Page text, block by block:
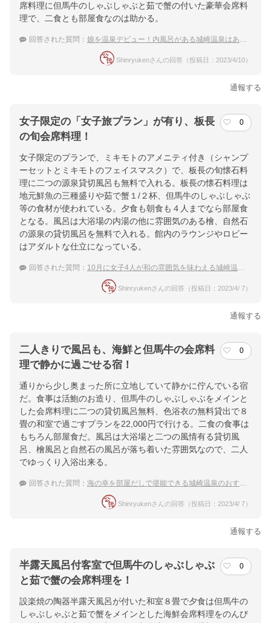
席料理に但馬牛のしゃぶしゃぶと茹で蟹の付いた豪華会席料
理で、二食とも部屋食なのは助かる。
回答された質問： 娘を温泉デビュー！内風呂がある城崎温泉はありますか？
Shinryukenさんの回答（投稿日：2023/4/10）
通報する
女子限定の「女子旅プラン」が有り、板長
の旬会席料理！
0
女子限定のプランで、ミキモトのアメニティ付き（シャンプ
ーセットとミキモトのフェイスマスク）で、板長の旬懐石料
理に二つの源泉貸切風呂も無料で入れる。板長の懐石料理は
地元鮮魚の三種盛りや茹で蟹１/２杯、但馬牛のしゃぶしゃぶ
等の食材が使われている。夕食も朝食も４人までなら部屋食
となる。風呂は大浴場の内湯の他に雰囲気のある檜、自然石
の源泉の貸切風呂を無料で入れる。館内のラウンジやロビー
はアダルトな仕立になっている。
回答された質問： 10月に女子4人が和の雰囲気を味わえる城崎温泉へ！4人が同じ部屋に泊まれる宿
Shinryukenさんの回答（投稿日：2023/4/ 7）
通報する
二人きりで風呂も、海鮮と但馬牛の会席料
理で静かに過ごせる宿！
0
通りから少し奥まった所に立地していて静かに佇んでいる宿
だ。食事は活鮑のお造り、但馬牛のしゃぶしゃぶをメインと
した会席料理に二つの貸切風呂無料、色浴衣の無料貸出で８
畳の和室で過ごすプランを22,000円で行ける。二食の食事は
もちろん部屋食だ。風呂は大浴場と二つの風情有る貸切風
呂、檜風呂と自然石の風呂が落ち着いた雰囲気なので、二人
でゆっくり入浴出来る。
回答された質問： 海の幸を部屋だしで堪能できる城崎温泉のおすすめ宿は？
Shinryukenさんの回答（投稿日：2023/4/ 7）
通報する
半露天風呂付客室で但馬牛のしゃぶしゃぶ
と茹で蟹の会席料理を！
0
設楽焼の陶器半露天風呂が付いた和室８畳で夕食は但馬牛の
しゃぶしゃぶと茹で蟹をメインとした海鮮会席料理をのんび